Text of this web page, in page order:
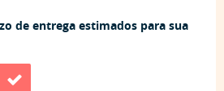
de entrega estimados para sua